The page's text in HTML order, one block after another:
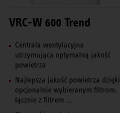
VRC-W 600 Trend
Centrala wentylacyjna
utrzymująca optymalną jakość
powietrza
Najlepsza jakość powietrza dzięki
opcjonalnie wybieranym filtrom,
łącznie z filtrem ...